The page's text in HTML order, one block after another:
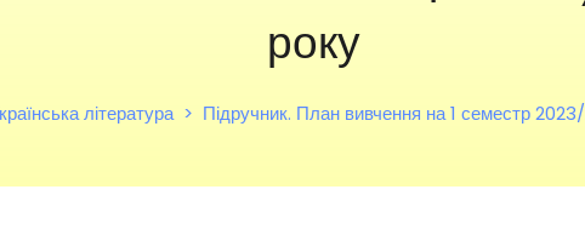
року
література Підручник. План вивчення на 1 семестр